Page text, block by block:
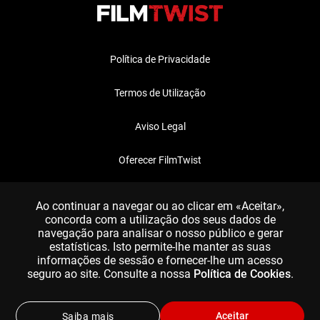
Política de Privacidade
Termos de Utilização
Aviso Legal
Oferecer FilmTwist
Ao continuar a navegar ou ao clicar em «Aceitar»,
concorda com a utilização dos seus dados de
navegação para analisar o nosso público e gerar
estatísticas. Isto permite-lhe manter as suas
informações de sessão e fornecer-lhe um acesso
seguro ao site. Consulte a nossa Política de Cookies.
Aceitar
Saiba mais